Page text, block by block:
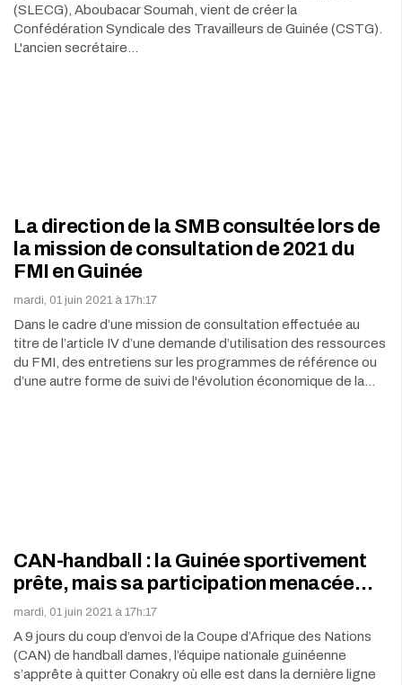
(SLECG), Aboubacar Soumah, vient de créer la
Confédération Syndicale des Travailleurs de Guinée (CSTG).
L'ancien secrétaire…
La direction de la SMB consultée lors de
la mission de consultation de 2021 du
FMI en Guinée
mardi, 01 juin 2021 à 17h:17
Dans le cadre d’une mission de consultation effectuée au
titre de l’article IV d’une demande d’utilisation des ressources
du FMI, des entretiens sur les programmes de référence ou
d’une autre forme de suivi de l'évolution économique de la…
CAN-handball : la Guinée sportivement
prête, mais sa participation menacée…
mardi, 01 juin 2021 à 17h:17
A 9 jours du coup d’envoi de la Coupe d’Afrique des Nations
(CAN) de handball dames, l’équipe nationale guinéenne
s’apprête à quitter Conakry où elle est dans la dernière ligne